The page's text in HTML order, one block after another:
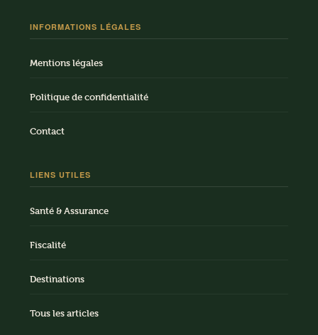
INFORMATIONS LÉGALES
Mentions légales
Politique de confidentialité
Contact
LIENS UTILES
Santé & Assurance
Fiscalité
Destinations
Tous les articles